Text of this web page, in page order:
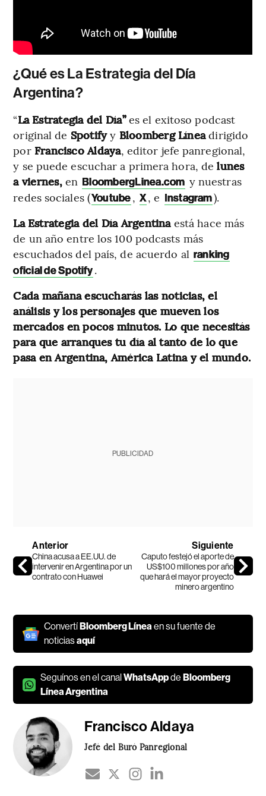
¿Qué es La Estrategia del Día
Argentina?
“La Estrategia del Día”es el exitoso podcast
original de Spotifyy Bloomberg Líneadirigido
por Francisco Aldaya, editor jefe panregional,
y se puede escuchar a primera hora, delunes
a viernes,en BloombergLinea.com y nuestras
redes sociales (Youtube, X, e Instagram).
La Estrategia del Día Argentinaestá hace más
de un año entre los 100 podcasts más
escuchados del país, de acuerdo al ranking
oficial de Spotify.
Cada mañana escucharás las noticias, el
análisis y los personajes que mueven los
mercados en pocos minutos. Lo que necesitás
para que arranques tu día al tanto de lo que
pasa en Argentina, América Latina y el mundo.
PUBLICIDAD
Anterior
China acusa a EE.UU. de
intervenir en Argentina por un
contrato con Huawei
Siguiente
Caputo festejó el aporte de
US$100 millones por año
que hará el mayor proyecto
minero argentino
Convertí Bloomberg Líneaen su fuente de
noticiasaquí
Seguínos en el canalWhatsAppde Bloomberg
Línea Argentina
Francisco Aldaya
Jefé del Buró Panregional